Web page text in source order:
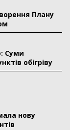
Плану
Суми
обігріву
нову